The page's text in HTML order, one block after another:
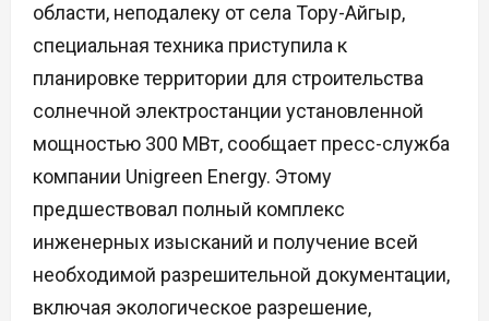
области, неподалеку от села Тору-Айгыр,
специальная техника приступила к
планировке территории для строительства
солнечной электростанции установленной
мощностью 300 МВт, сообщает пресс-служба
компании Unigreen Energy. Этому
предшествовал полный комплекс
инженерных изысканий и получение всей
необходимой разрешительной документации,
включая экологическое разрешение,